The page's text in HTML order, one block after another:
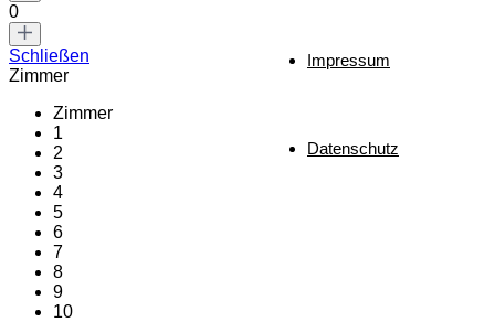
Impressum
Datenschutz
0
Schließen
Zimmer
Zimmer
1
2
3
4
5
6
7
8
9
10